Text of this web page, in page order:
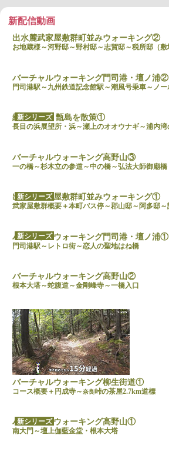
新配信動画
出水麓武家屋敷群町並みウォーキング②
バーチャルウォーキング門司港・壇ノ浦②
新シリーズ
絶景の離島 甑島を散策①
バーチャルウォーキング高野山③
一の橋～杉木立の参道～中の橋～弘法大師御廟橋
新シリーズ
出水麓武家屋敷群町並みウォーキング①
新シリーズ
バーチャルウォーキング門司港・壇ノ浦①
門司港駅～レトロ街～恋人の聖地はね橋
バーチャルウォーキング高野山②
根本大塔～蛇腹道～金剛峰寺～一橋入口
バーチャルウォーキング柳生街道①
コース概要＋円成寺～奈良峠の茶屋2.7km道標
新シリーズ
バーチャルウォーキング高野山①
南大門～壇上伽藍金堂・根本大塔